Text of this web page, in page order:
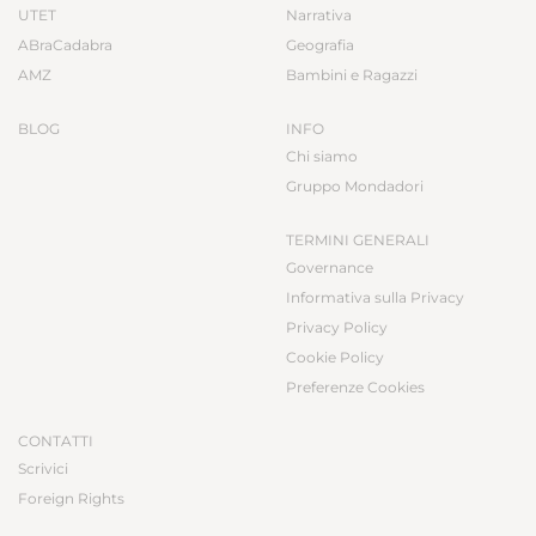
UTET
ABraCadabra
AMZ
BLOG
Narrativa
Geografia
Bambini e Ragazzi
INFO
Chi siamo
Gruppo Mondadori
TERMINI GENERALI
Governance
Informativa sulla Privacy
Privacy Policy
Cookie Policy
Preferenze Cookies
CONTATTI
Scrivici
Foreign Rights